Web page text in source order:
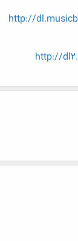
http://
http://